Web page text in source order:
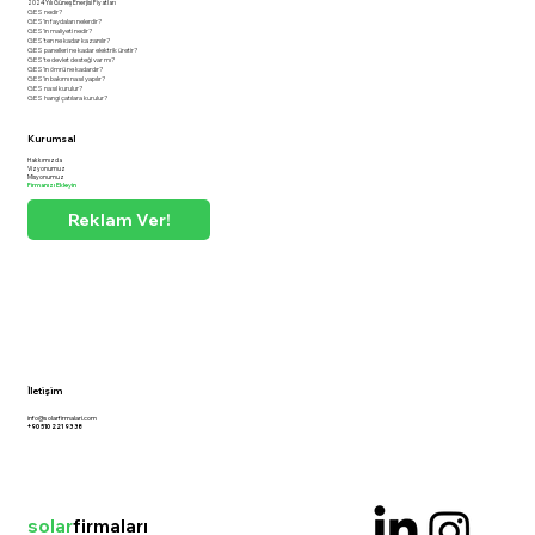
solarfirmaları
Kurumsal
Hakkımızda
Vizyonumuz
Misyonumuz
Firmanızı Ekleyin
Reklam Ver!
2024 Yılı Güneş Enerjisi Fiyatları
GES nedir?
GES'in faydaları nelerdir?
GES'in maliyeti nedir?
GES'ten ne kadar kazanılır?
GES panelleri ne kadar elektrik üretir?
GES'te devlet desteği var mı?
GES'in ömrü ne kadardır?
GES'in bakımı nasıl yapılır?
GES nasıl kurulur?
GES hangi çatılara kurulur?
İletişim
info@solarfirmalari.com
+90 510 221 93 38